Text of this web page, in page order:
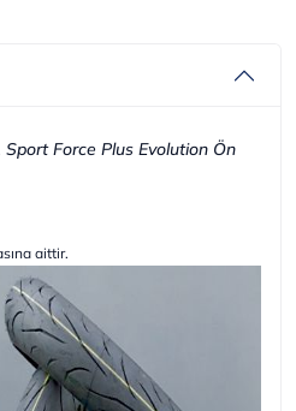
Force Plus Evolution Ön
aittir.